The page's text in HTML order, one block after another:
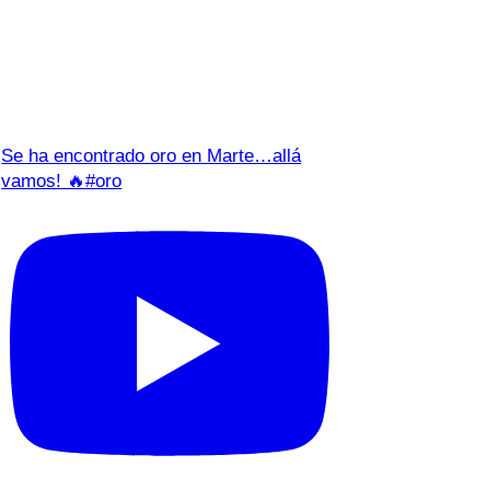
Se ha encontrado oro en Marte…allá
vamos! 🔥#oro